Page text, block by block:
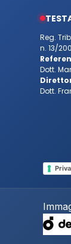
Reg.
n. 13/
Dott.
Dott.